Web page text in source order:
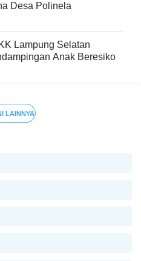
Desa Polinela
Lampung Selatan
Anak Beresiko
LAINNYA